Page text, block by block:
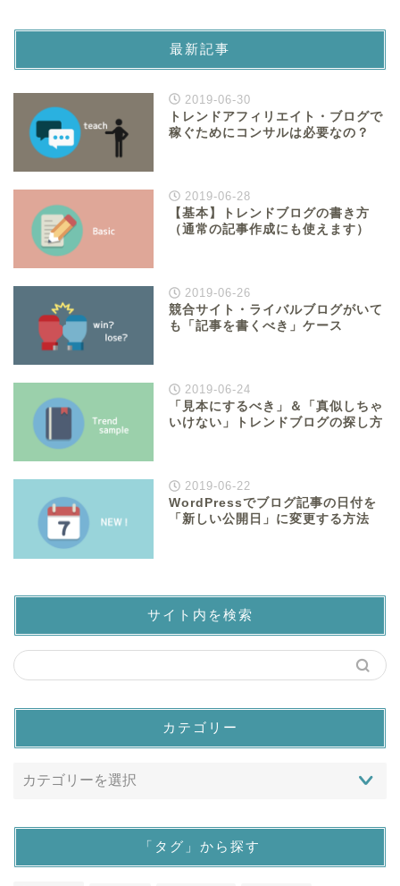
最新記事
2019-06-30
トレンドアフィリエイト・ブログで
稼ぐためにコンサルは必要なの？
2019-06-28
【基本】トレンドブログの書き方
（通常の記事作成にも使えます）
2019-06-26
競合サイト・ライバルブログがいて
も「記事を書くべき」ケース
2019-06-24
「見本にするべき」＆「真似しちゃ
いけない」トレンドブログの探し方
2019-06-22
WordPressでブログ記事の日付を
「新しい公開日」に変更する方法
サイト内を検索
カテゴリー
「タグ」から探す